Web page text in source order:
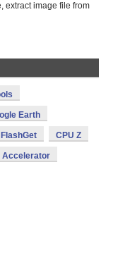
extract image file from
Earth
FlashGet CPU Z
Accelerator